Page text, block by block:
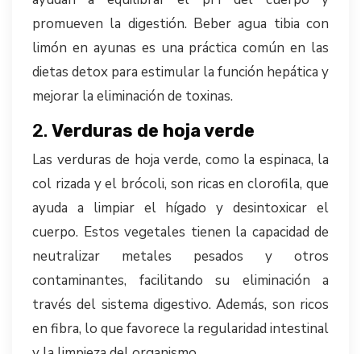
promueven la digestión. Beber agua tibia con
limón en ayunas es una práctica común en las
dietas detox para estimular la función hepática y
mejorar la eliminación de toxinas.
2. Verduras de hoja verde
Las verduras de hoja verde, como la espinaca, la
col rizada y el brócoli, son ricas en clorofila, que
ayuda a limpiar el hígado y desintoxicar el
cuerpo. Estos vegetales tienen la capacidad de
neutralizar metales pesados y otros
contaminantes, facilitando su eliminación a
través del sistema digestivo. Además, son ricos
en fibra, lo que favorece la regularidad intestinal